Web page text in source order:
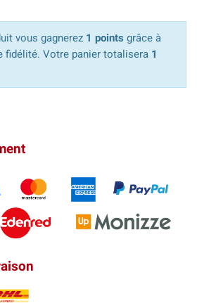
vous gagnerez 1 points grâce à
fidélité. Votre panier totalisera 1